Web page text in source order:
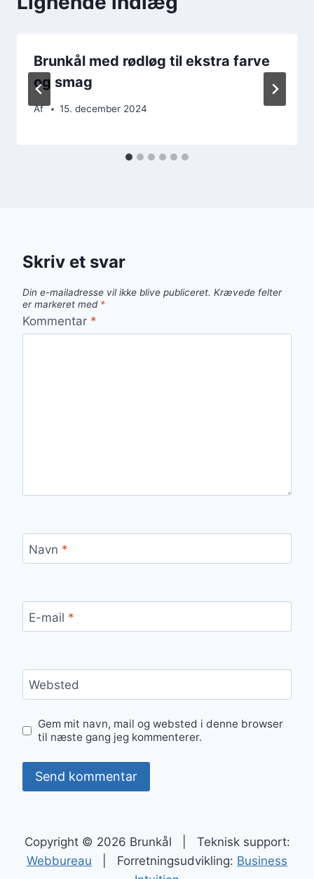
Brunkål med rødløg til ekstra farve
og smag
Af 15. december 2024
Skriv et svar
Din e-mailadresse vil ikke blive publiceret. Krævede felter
er markeret med *
Kommentar *
Navn *
E-mail *
Websted
Gem mit navn, mail og websted i denne browser
til næste gang jeg kommenterer.
Copyright © 2026 Brunkål | Teknisk support:
Webbureau | Forretningsudvikling: Business